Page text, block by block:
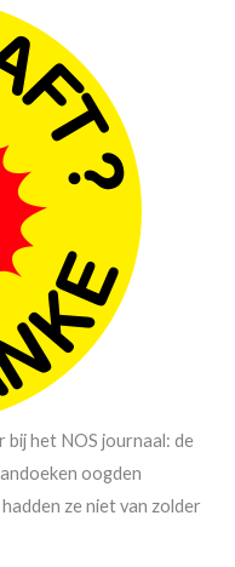
bij het NOS journaal: de
oogden
ze niet van zolder